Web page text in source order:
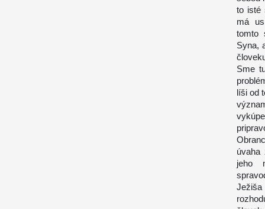
to isté
má
tomto
Syna,
Sme
líši od
úvaha
jeho